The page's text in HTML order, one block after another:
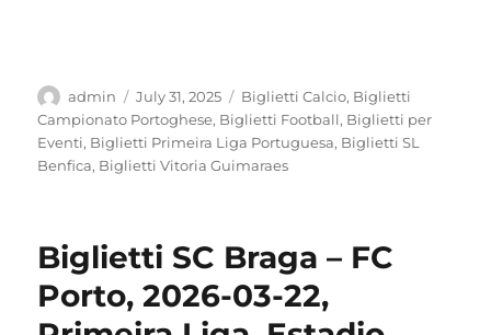
Author
admin
Posted
on
July 31, 2025 Categories
Biglietti Calcio, Biglietti
Campionato Portoghese, Biglietti Football, Biglietti per
Eventi, Biglietti Primeira Liga Portuguesa, Biglietti SL
Benfica, Biglietti Vitoria Guimaraes
Biglietti SC Braga – FC
Porto, 2026-03-22,